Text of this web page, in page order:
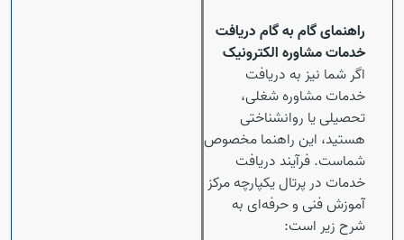
Open
راهنمای گام به گام دریافت
خدمات مشاوره الکترونیک
اگر شما نیز به دریافت
خدمات مشاوره شغلی،
تحصیلی یا روانشناختی
هستید، این راهنما مخصوص
شماست. فرآیند دریافت
خدمات در پرتال یکپارچه مرکز
آموزش فنی و حرفه‌ای به
شرح زیر است: